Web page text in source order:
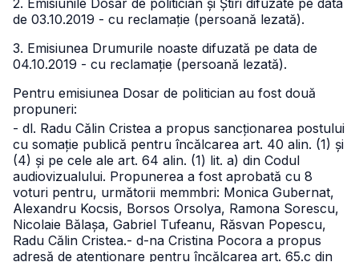
2. Emisiunile Dosar de politician și Știri difuzate pe data
de 03.10.2019 - cu reclamație (persoană lezată).
3. Emisiunea Drumurile noaste difuzată pe data de
04.10.2019 - cu reclamație (persoană lezată).
Pentru emisiunea Dosar de politician au fost două
propuneri:
- dl. Radu Călin Cristea a propus sancționarea postului
cu somație publică pentru încălcarea art. 40 alin. (1) și
(4) și pe cele ale art. 64 alin. (1) lit. a) din Codul
audiovizualului. Propunerea a fost aprobată cu 8
voturi pentru, următorii memmbri: Monica Gubernat,
Alexandru Kocsis, Borsos Orsolya, Ramona Sorescu,
Nicolaie Bălașa, Gabriel Tufeanu, Răsvan Popescu,
Radu Călin Cristea.- d-na Cristina Pocora a propus
adresă de atenționare pentru încălcarea art. 65.c din